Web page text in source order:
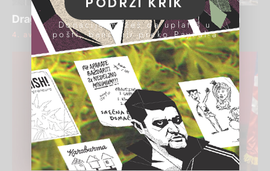
Draginja Bajić ponovo osuđena za pranje para
4. avgust 2026.
Donacije možeš da uplatiš u
pošti, banci ili preko PayPal-a